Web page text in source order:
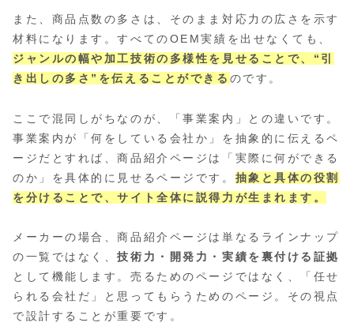
また、商品点数の多さは、そのまま対応力の広さを示す
材料になります。すべてのOEM実績を出せなくても、
ジャンルの幅や加工技術の多様性を見せることで、“引
き出しの多さ”を伝えることができる のです。
ここで混同しがちなのが、「事業案内」との違いです。
事業案内が「何をしている会社か」を抽象的に伝えるペ
ージだとすれば、商品紹介ページは「実際に何ができる
のか」を具体的に見せるページです。 抽象と具体の役割
を分けることで、サイト全体に説得力が生まれます。
メーカーの場合、商品紹介ページは単なるラインナップ
の一覧ではなく、技術力・開発力・実績を裏付ける証拠
として機能します。売るためのページではなく、「任せ
られる会社だ」と思ってもらうためのページ。その視点
で設計することが重要です。